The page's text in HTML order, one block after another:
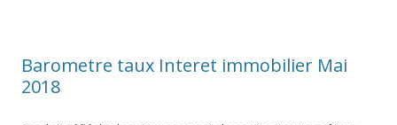
Barometre taux Interet immobilier Mai
2018